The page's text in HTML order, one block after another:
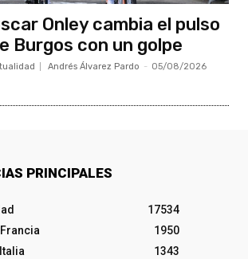
Onley cambia el pulso
Burgos con un golpe
Andrés Álvarez Pardo - 05/08/2026
PRINCIPALES
17534
1950
1343